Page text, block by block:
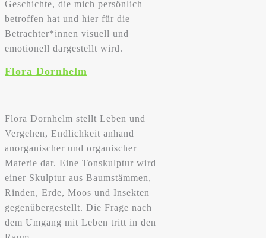
Geschichte, die mich persönlich
betroffen hat und hier für die
Betrachter*innen visuell und
emotionell dargestellt wird.
Flora Dornhelm
Flora Dornhelm stellt Leben und
Vergehen, Endlichkeit anhand
anorganischer und organischer
Materie dar. Eine Tonskulptur wird
einer Skulptur aus Baumstämmen,
Rinden, Erde, Moos und Insekten
gegenübergestellt. Die Frage nach
dem Umgang mit Leben tritt in den